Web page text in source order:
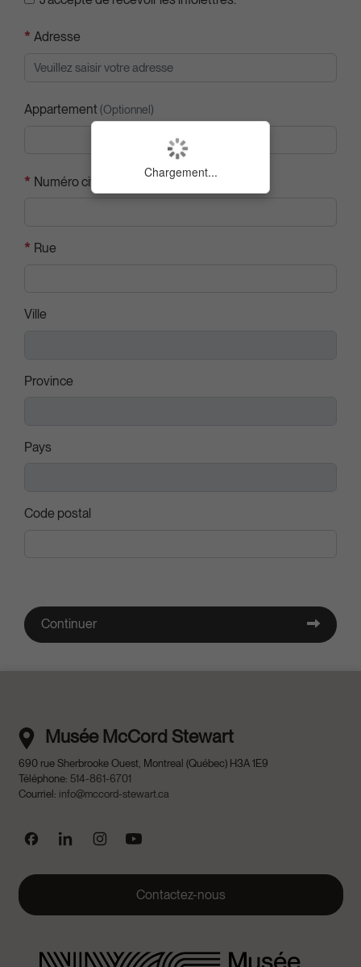
* Adresse
Appartement(Optionnel)
* Numéro civique
* Rue
Ville
Province
Pays
Code postal
Continuer
Musée McCord Stewart
690 rue Sherbrooke Ouest, Montreal (Québec) H3A 1E9
Téléphone: 514-861-6701
Courriel: info@mccord-stewart.ca
Suivez nous sur Facebook
Suivez nous sur Linked In
Suivez nous sur Instagram
Suivez nous sur Youtube
Contactez-nous
Chargement...